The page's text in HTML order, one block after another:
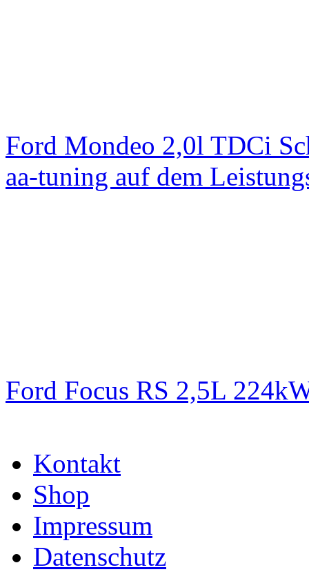
Ford Mondeo 2,0l TDCi
aa-tuning auf dem
Ford Focus RS 2,5L
Kontakt
Shop
Impressum
Datenschutz